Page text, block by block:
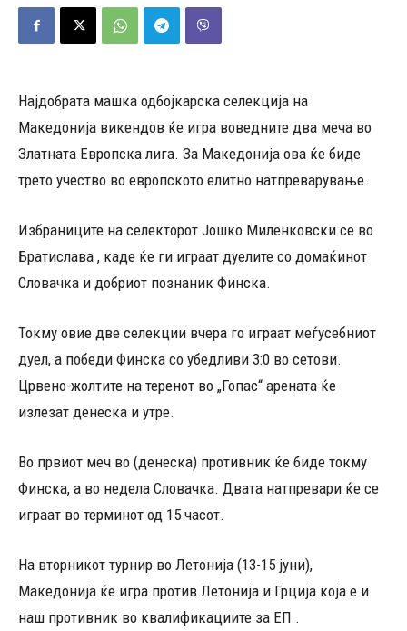
Најдобрата машка одбојкарска селекција на
Македонија викендов ќе игра воведните два меча во
Златната Европска лига. За Македонија ова ќе биде
трето учество во европското елитно натпреварување.
Избраниците на селекторот Јошко Миленковски се во
Братислава , каде ќе ги играат дуелите со домаќинот
Словачка и добриот познаник Финска.
Токму овие две селекции вчера го играат меѓусебниот
дуел, а победи Финска со убедливи 3:0 во сетови.
Црвено-жолтите на теренот во „Гопас“ арената ќе
излезат денеска и утре.
Во првиот меч во (денеска) противник ќе биде токму
Финска, а во недела Словачка. Двата натпревари ќе се
играат во терминот од 15 часот.
На вторникот турнир во Летонија (13-15 јуни),
Македонија ќе игра против Летонија и Грција која е и
наш противник во квалификациите за ЕП .